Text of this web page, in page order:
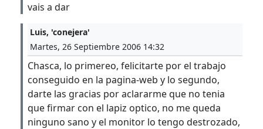
vais a dar
Luis, 'conejera'
Martes, 26 Septiembre 2006 14:32
Chasca, lo primereo, felicitarte por el trabajo
conseguido en la pagina-web y lo segundo,
darte las gracias por aclararme que no tenia
que firmar con el lapiz optico, no me queda
ninguno sano y el monitor lo tengo destrozado,